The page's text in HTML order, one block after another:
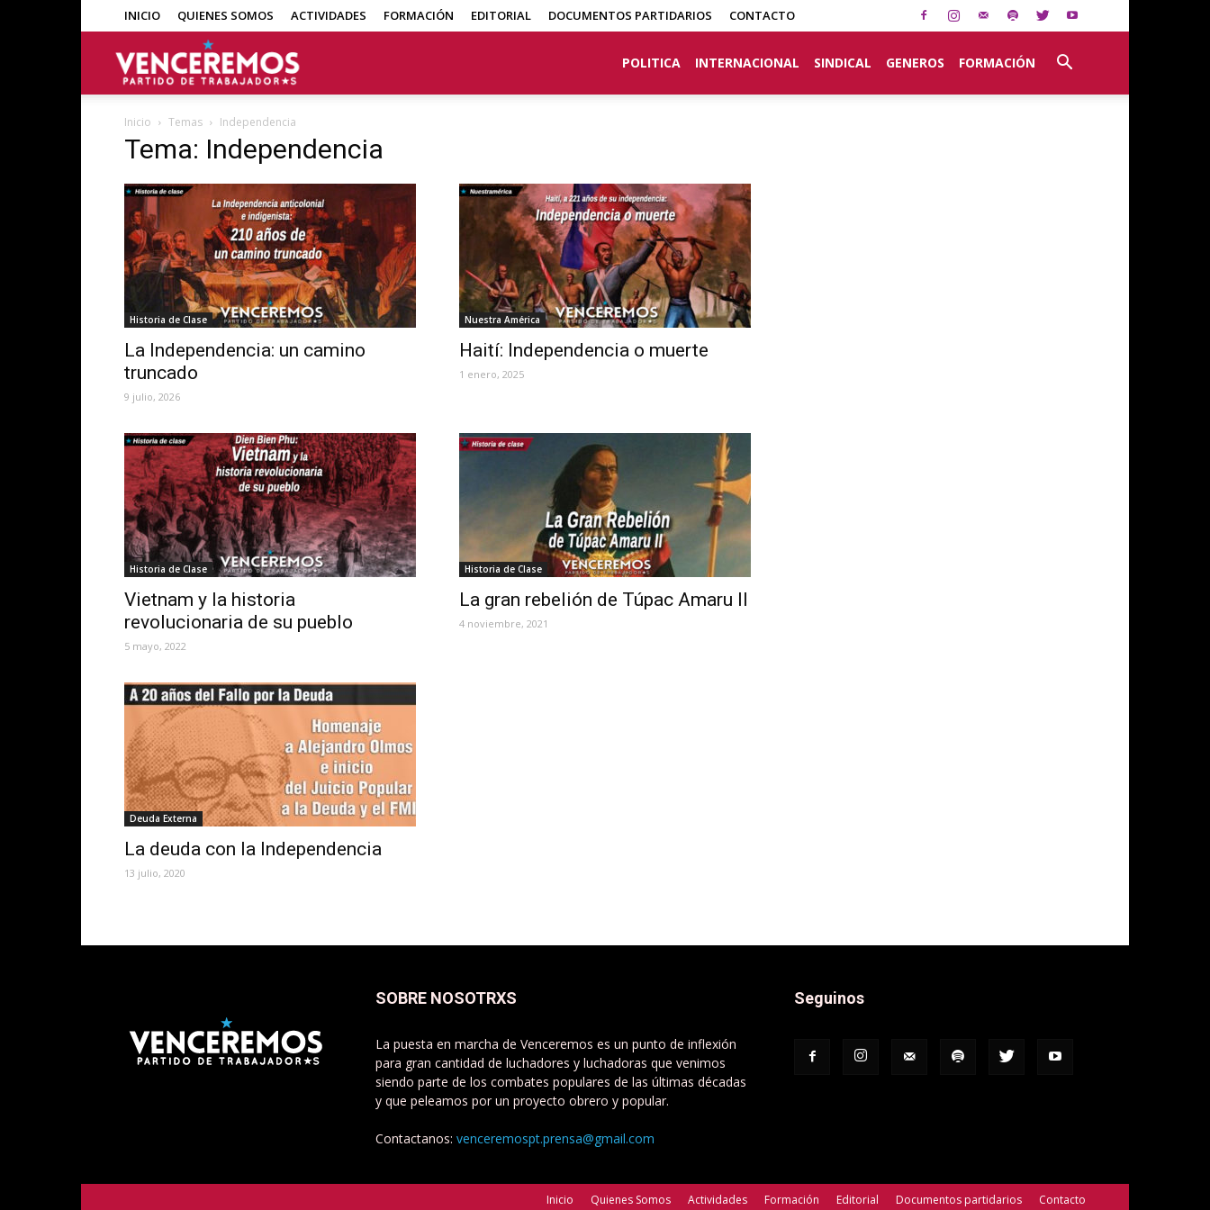
INICIO QUIENES SOMOS ACTIVIDADES FORMACIÓN EDITORIAL DOCUMENTOS PARTIDARIOS CONTACTO
POLITICA INTERNACIONAL SINDICAL GENEROS FORMACIÓN
Inicio Temas Independencia
Tema: Independencia
Historia de Clase
La Independencia: un camino
truncado
9 julio, 2026
Nuestra América
Haití: Independencia o muerte
1 enero, 2025
Historia de Clase
Vietnam y la historia
revolucionaria de su pueblo
5 mayo, 2022
Historia de Clase
La gran rebelión de Túpac Amaru II
4 noviembre, 2021
Deuda Externa
La deuda con la Independencia
13 julio, 2020
SOBRE NOSOTRXS
La puesta en marcha de Venceremos es un punto de inflexión
para gran cantidad de luchadores y luchadoras que venimos
siendo parte de los combates populares de las últimas décadas
y que peleamos por un proyecto obrero y popular.
Contactanos: venceremospt.prensa@gmail.com
Seguinos
Inicio Quienes Somos Actividades Formación Editorial Documentos partidarios Contacto